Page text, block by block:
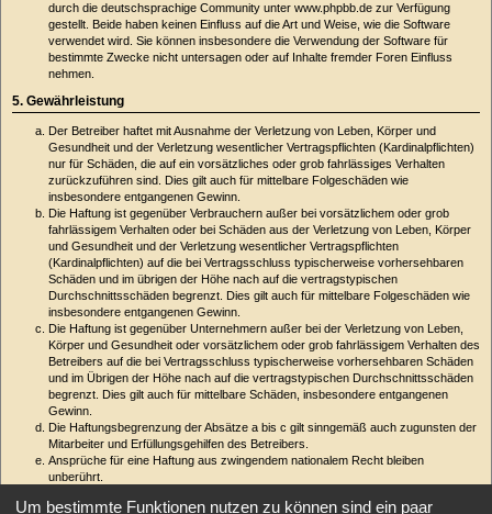
durch die deutschsprachige Community unter www.phpbb.de zur Verfügung
gestellt. Beide haben keinen Einfluss auf die Art und Weise, wie die Software
verwendet wird. Sie können insbesondere die Verwendung der Software für
bestimmte Zwecke nicht untersagen oder auf Inhalte fremder Foren Einfluss
nehmen.
5. Gewährleistung
Der Betreiber haftet mit Ausnahme der Verletzung von Leben, Körper und
Gesundheit und der Verletzung wesentlicher Vertragspflichten (Kardinalpflichten)
nur für Schäden, die auf ein vorsätzliches oder grob fahrlässiges Verhalten
zurückzuführen sind. Dies gilt auch für mittelbare Folgeschäden wie
insbesondere entgangenen Gewinn.
Die Haftung ist gegenüber Verbrauchern außer bei vorsätzlichem oder grob
fahrlässigem Verhalten oder bei Schäden aus der Verletzung von Leben, Körper
und Gesundheit und der Verletzung wesentlicher Vertragspflichten
(Kardinalpflichten) auf die bei Vertragsschluss typischerweise vorhersehbaren
Schäden und im übrigen der Höhe nach auf die vertragstypischen
Durchschnittsschäden begrenzt. Dies gilt auch für mittelbare Folgeschäden wie
insbesondere entgangenen Gewinn.
Die Haftung ist gegenüber Unternehmern außer bei der Verletzung von Leben,
Körper und Gesundheit oder vorsätzlichem oder grob fahrlässigem Verhalten des
Betreibers auf die bei Vertragsschluss typischerweise vorhersehbaren Schäden
und im Übrigen der Höhe nach auf die vertragstypischen Durchschnittsschäden
begrenzt. Dies gilt auch für mittelbare Schäden, insbesondere entgangenen
Gewinn.
Die Haftungsbegrenzung der Absätze a bis c gilt sinngemäß auch zugunsten der
Mitarbeiter und Erfüllungsgehilfen des Betreibers.
Ansprüche für eine Haftung aus zwingendem nationalem Recht bleiben
unberührt.
6. Änderungsvorbehalt
Um bestimmte Funktionen nutzen zu können sind ein paar